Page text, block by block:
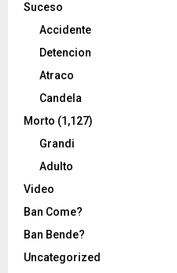
Suceso
Accidente
Detencion
Atraco
Candela
Morto (1,127)
Grandi
Adulto
Video
Ban Come?
Ban Bende?
Uncategorized